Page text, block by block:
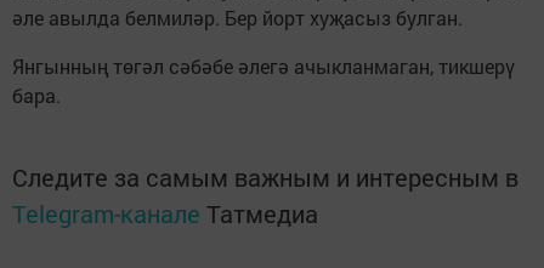
әле авылда белмиләр. Бер йорт хуҗасыз булган.
Янгынның төгәл сәбәбе әлегә ачыкланмаган, тикшерү
бара.
Следите за самым важным и интересным в
Telegram-канале Татмедиа